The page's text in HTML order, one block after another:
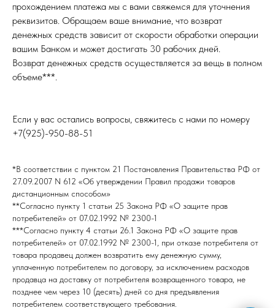
прохождением платежа мы с вами свяжемся для уточнения
реквизитов. Обращаем ваше внимание, что возврат
денежных средств зависит от скорости обработки операции
вашим Банком и может достигать 30 рабочих дней.
Возврат денежных средств осуществляется за вещь в полном
объеме***.
Если у вас остались вопросы, свяжитесь с нами по номеру
+7(925)-950-88-51
*В соответствии с пунктом 21 Постановления Правительства РФ от
27.09.2007 N 612 «Об утверждении Правил продажи товаров
дистанционным способом»
**Согласно пункту 1 статьи 25 Закона РФ «О защите прав
потребителей» от 07.02.1992 № 2300-1
***Согласно пункту 4 статьи 26.1 Закона РФ «О защите прав
потребителей» от 07.02.1992 № 2300-1, при отказе потребителя от
товара продавец должен возвратить ему денежную сумму,
уплаченную потребителем по договору, за исключением расходов
продавца на доставку от потребителя возвращенного товара, не
позднее чем через 10 (десять) дней со дня предъявления
потребителем соответствующего требования.